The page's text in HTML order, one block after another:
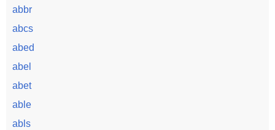
abbr
abcs
abed
abel
abet
able
abls